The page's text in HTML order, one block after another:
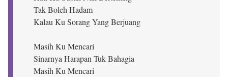
Tak Boleh Hadam
Kalau Ku Sorang Yang Berjuang
Masih Ku Mencari
Sinarnya Harapan Tuk Bahagia
Masih Ku Mencari